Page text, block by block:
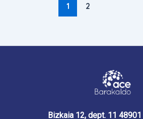
1 2
Bizkaia 12, dept. 11